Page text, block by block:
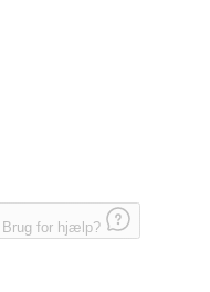
Brug for hjælp?